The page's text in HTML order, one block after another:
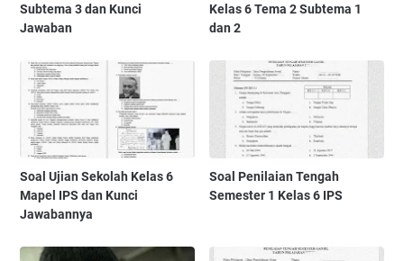
Subtema 3 dan Kunci
Jawaban
Kelas 6 Tema 2 Subtema 1
dan 2
Soal Ujian Sekolah Kelas 6
Mapel IPS dan Kunci
Jawabannya
Soal Penilaian Tengah
Semester 1 Kelas 6 IPS